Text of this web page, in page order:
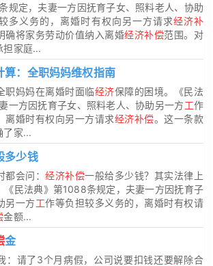
规定，夫妻一方因抚育子女、照料老人、协助
多义务的，离婚时有权向另一方请求经济补
确将家务劳动价值纳入离婚经济补偿范围。对
担家庭...
算：全职妈妈维权指南
职妈妈在离婚时面临经济保障的困境。《民法
一方因抚育子女、照料老人、协助另一方工作
离婚时有权向另一方请求经济补偿。这一条款
了家...
多少钱
都会问：经济补偿一般给多少钱？其实法律上
《民法典》第1088条规定，夫妻一方因抚育子
另一方工作等负担较多义务的，离婚时有权请
金额...
金
：请了3个月病假，公司说要扣钱还要解除合